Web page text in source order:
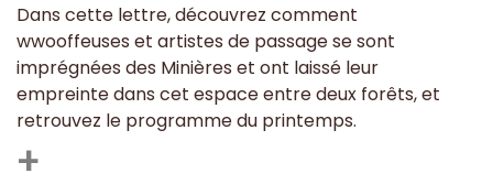
Dans cette lettre, découvrez comment
wwooffeuses et artistes de passage se sont
imprégnées des Minières et ont laissé leur
empreinte dans cet espace entre deux forêts, et
retrouvez le programme du printemps.
+